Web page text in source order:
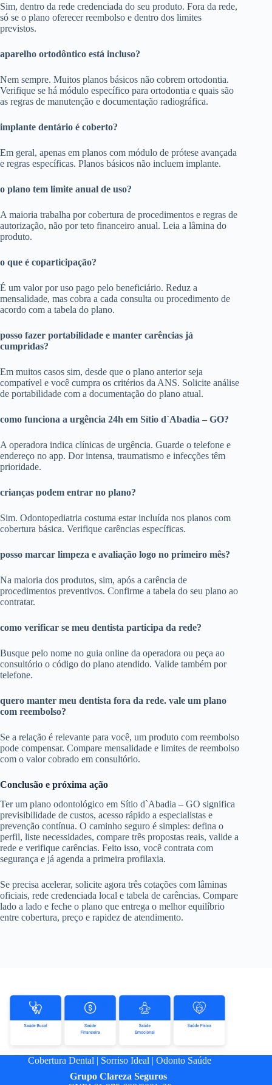
Sim, dentro da rede credenciada do seu produto. Fora da rede,
só se o plano oferecer reembolso e dentro dos limites
previstos.
aparelho ortodôntico está incluso?
Nem sempre. Muitos planos básicos não cobrem ortodontia.
Verifique se há módulo específico para ortodontia e quais são
as regras de manutenção e documentação radiográfica.
implante dentário é coberto?
Em geral, apenas em planos com módulo de prótese avançada
e regras específicas. Planos básicos não incluem implante.
o plano tem limite anual de uso?
A maioria trabalha por cobertura de procedimentos e regras de
autorização, não por teto financeiro anual. Leia a lâmina do
produto.
o que é coparticipação?
É um valor por uso pago pelo beneficiário. Reduz a
mensalidade, mas cobra a cada consulta ou procedimento de
acordo com a tabela do plano.
posso fazer portabilidade e manter carências já
cumpridas?
Em muitos casos sim, desde que o plano anterior seja
compatível e você cumpra os critérios da ANS. Solicite análise
de portabilidade com a documentação do plano atual.
como funciona a urgência 24h em Sítio d`Abadia – GO?
A operadora indica clínicas de urgência. Guarde o telefone e
endereço no app. Dor intensa, traumatismo e infecções têm
prioridade.
crianças podem entrar no plano?
Sim. Odontopediatria costuma estar incluída nos planos com
cobertura básica. Verifique carências específicas.
posso marcar limpeza e avaliação logo no primeiro mês?
Na maioria dos produtos, sim, após a carência de
procedimentos preventivos. Confirme a tabela do seu plano ao
contratar.
como verificar se meu dentista participa da rede?
Busque pelo nome no guia online da operadora ou peça ao
consultório o código do plano atendido. Valide também por
telefone.
quero manter meu dentista fora da rede. vale um plano
com reembolso?
Se a relação é relevante para você, um produto com reembolso
pode compensar. Compare mensalidade e limites de reembolso
com o valor cobrado em consultório.
Conclusão e próxima ação
Ter um plano odontológico em Sítio d`Abadia – GO significa
previsibilidade de custos, acesso rápido a especialistas e
prevenção contínua. O caminho seguro é simples: defina o
perfil, liste necessidades, compare três propostas reais, valide a
rede e verifique carências. Feito isso, você contrata com
segurança e já agenda a primeira profilaxia.
Se precisa acelerar, solicite agora três cotações com lâminas
oficiais, rede credenciada local e tabela de carências. Compare
lado a lado e feche o plano que entrega o melhor equilíbrio
entre cobertura, preço e rapidez de atendimento.
Cobertura Dental | Sorriso Ideal |Odonto Saúde
GrupoClareza Seguros